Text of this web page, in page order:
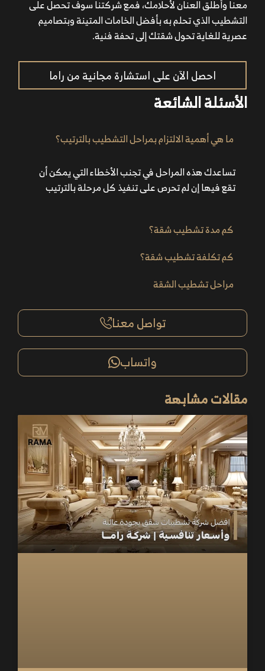
معنا وأطلق العنان لأحلامك، فمع شركتنا سوف تحصل على
التشطيب الذي تحلم به بأفضل الخامات المتينة وبتصاميم
عصرية للغاية تحول شقتك إلى تحفة فنية.
احصل الآن على استشارة مجانية من راما
الأسئلة الشائعة
ما هي أهمية الالتزام بمراحل التشطيب بالترتيب؟
تساعدك هذه المراحل في تجنب الأخطاء التي يمكن أن
تقع فيها إن لم تحرص على تنفيذ كل مرحلة بالترتيب
كم مدة تشطيب شقة؟
كم تكلفة تشطيب شقة؟
مراحل تشطيب الشقة
تواصل معنا
واتساب
مقالات مشابهة